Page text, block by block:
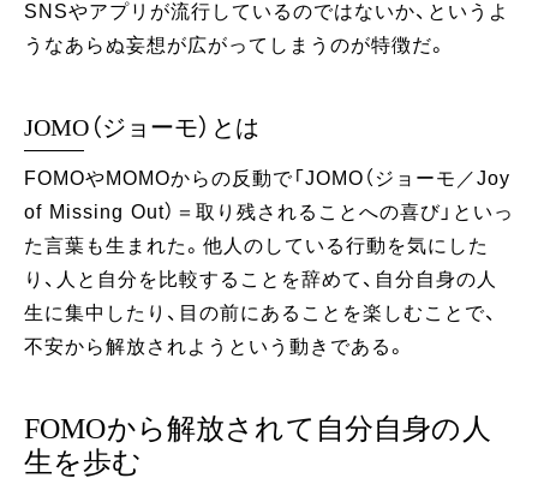
SNSやアプリが流行しているのではないか、というよ
うなあらぬ妄想が広がってしまうのが特徴だ。
JOMO（ジョーモ）とは
FOMOやMOMOからの反動で「JOMO（ジョーモ／Joy
of Missing Out）＝取り残されることへの喜び」といっ
た言葉も生まれた。他人のしている行動を気にした
り、人と自分を比較することを辞めて、自分自身の人
生に集中したり、目の前にあることを楽しむことで、
不安から解放されようという動きである。
FOMOから解放されて自分自身の人
生を歩む